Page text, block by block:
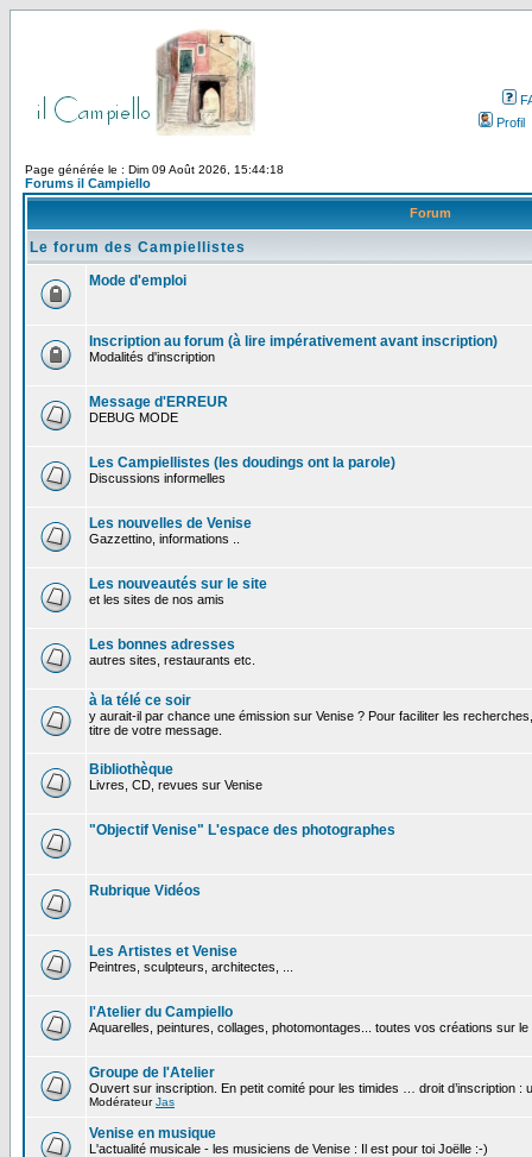
Profil
Page générée le : Dim 09 Août 2026, 15:44:18
Forums il Campiello
Forum
Le forum des Campiellistes
Mode d'emploi
Inscription au forum (à lire impérativement avant inscription)
Modalités d'inscription
Message d'ERREUR
DEBUG MODE
Les Campiellistes (les doudings ont la parole)
Discussions informelles
Les nouvelles de Venise
Gazzettino, informations ..
Les nouveautés sur le site
et les sites de nos amis
Les bonnes adresses
autres sites, restaurants etc.
à la télé ce soir
y aurait-il par chance une émission sur Venise ? Pour faciliter les
titre de votre message.
Bibliothèque
Livres, CD, revues sur Venise
"Objectif Venise" L'espace des photographes
Rubrique Vidéos
Les Artistes et Venise
Peintres, sculpteurs, architectes, ...
l'Atelier du Campiello
Aquarelles, peintures, collages, photomontages... toutes vos créations sur le
Groupe de l'Atelier
Ouvert sur inscription. En petit comité pour les timides … droit d’inscription :
ModérateurJas
Venise en musique
L'actualité musicale - les musiciens de Venise : Il est pour toi Joëlle :-)